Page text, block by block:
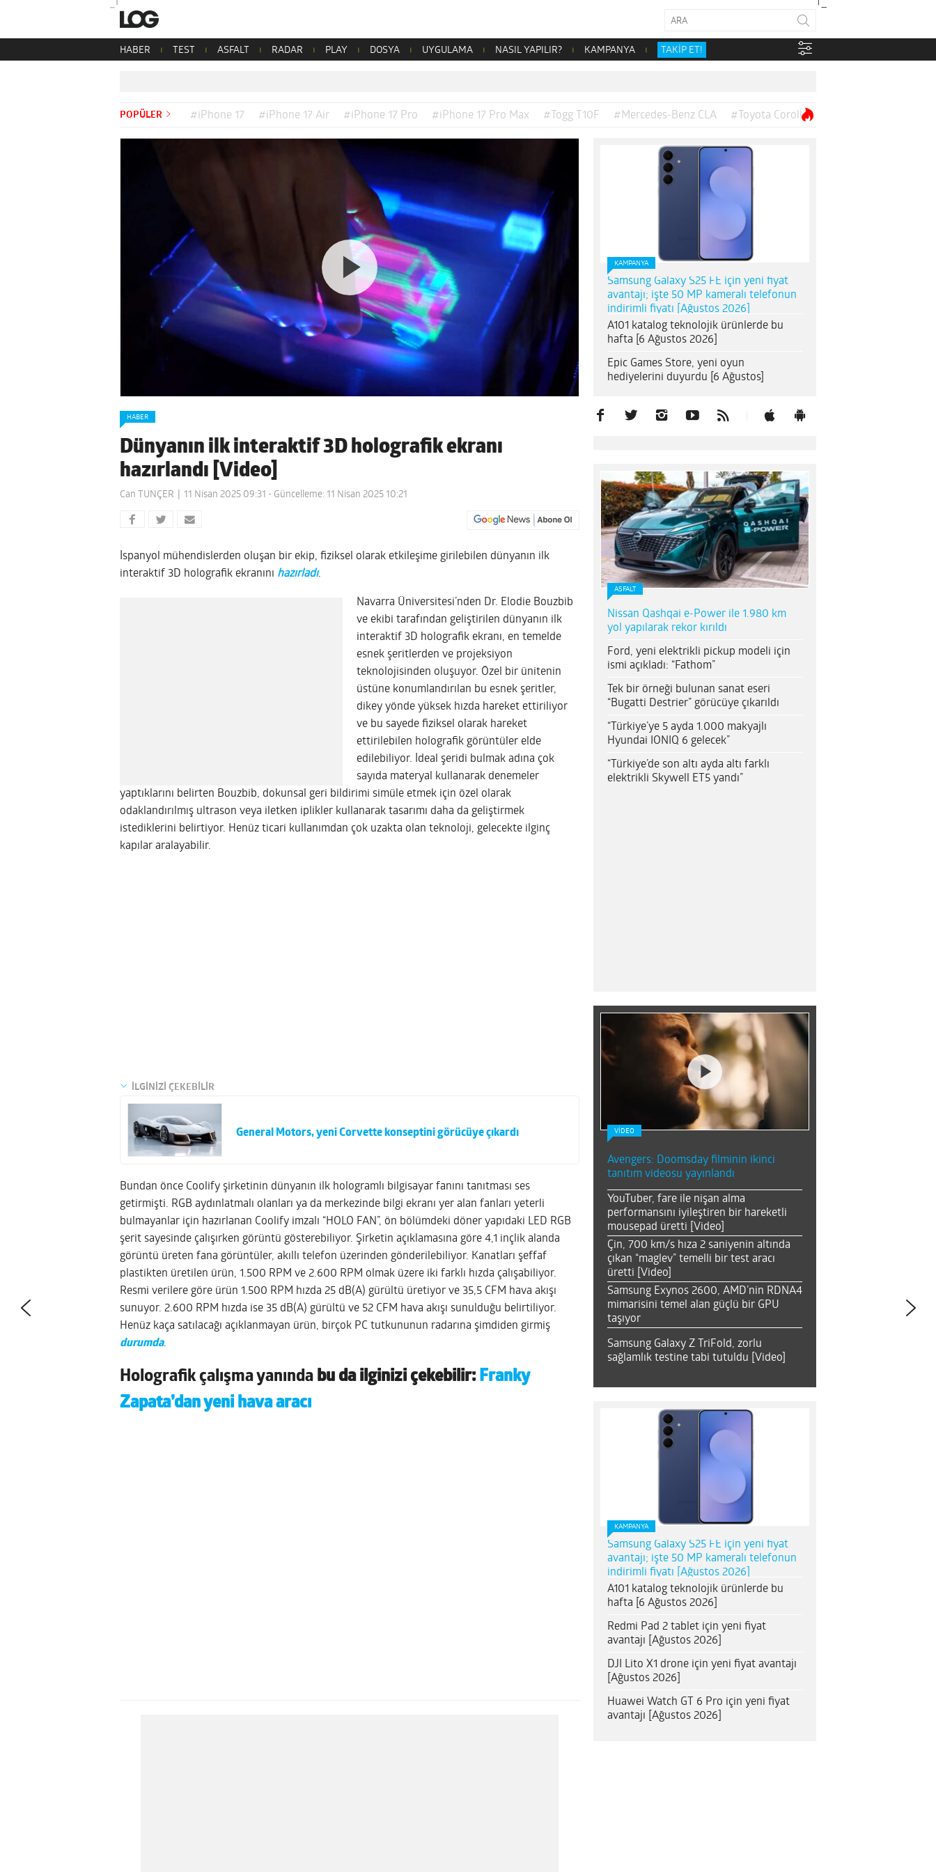
HABER TEST ASFALT RADAR PLAY DOSYA UYGULAMA NASIL YAPILIR? KAMPANYA TAKİP ET!
POPÜLER #iPhone 17 #iPhone 17 Air #iPhone 17 Pro #iPhone 17 Pro Max #Togg T10F #Mercedes-Benz CLA #Toyota Corolla
HABER
Dünyanın ilk interaktif 3D holografik ekranı
hazırlandı [Video]
Can TUNÇER 11 Nisan 2025 09:31 - Güncelleme: 11 Nisan 2025 10:21
İspanyol mühendislerden oluşan bir ekip, fiziksel olarak etkileşime girilebilen dünyanın ilk
interaktif 3D holografik ekranını hazırladı.
Navarra Üniversitesi’nden Dr. Elodie Bouzbib
ve ekibi tarafından geliştirilen dünyanın ilk
interaktif 3D holografik ekranı, en temelde
esnek şeritlerden ve projeksiyon
teknolojisinden oluşuyor. Özel bir ünitenin
üstüne konumlandırılan bu esnek şeritler,
dikey yönde yüksek hızda hareket ettiriliyor
ve bu sayede fiziksel olarak hareket
ettirilebilen holografik görüntüler elde
edilebiliyor. İdeal şeridi bulmak adına çok
sayıda materyal kullanarak denemeler
yaptıklarını belirten Bouzbib, dokunsal geri bildirimi simüle etmek için özel olarak
odaklandırılmış ultrason veya iletken iplikler kullanarak tasarımı daha da geliştirmek
istediklerini belirtiyor. Henüz ticari kullanımdan çok uzakta olan teknoloji, gelecekte ilginç
kapılar aralayabilir.
İLGİNİZİ ÇEKEBİLİR
General Motors, yeni Corvette konseptini görücüye çıkardı
Bundan önce Coolify şirketinin dünyanın ilk hologramlı bilgisayar fanını tanıtması ses
getirmişti. RGB aydınlatmalı olanları ya da merkezinde bilgi ekranı yer alan fanları yeterli
bulmayanlar için hazırlanan Coolify imzalı “HOLO FAN”, ön bölümdeki döner yapıdaki LED RGB
şerit sayesinde çalışırken görüntü gösterebiliyor. Şirketin açıklamasına göre 4,1 inçlik alanda
görüntü üreten fana görüntüler, akıllı telefon üzerinden gönderilebiliyor. Kanatları şeffaf
plastikten üretilen ürün, 1.500 RPM ve 2.600 RPM olmak üzere iki farklı hızda çalışabiliyor.
Resmi verilere göre ürün 1.500 RPM hızda 25 dB(A) gürültü üretiyor ve 35,5 CFM hava akışı
sunuyor. 2.600 RPM hızda ise 35 dB(A) gürültü ve 52 CFM hava akışı sunulduğu belirtiliyor.
Henüz kaça satılacağı açıklanmayan ürün, birçok PC tutkununun radarına şimdiden girmiş
durumda.
Holografik çalışma yanında bu da ilginizi çekebilir: Franky
Zapata’dan yeni hava aracı
KAMPANYA
Samsung Galaxy S25 FE için yeni fiyat
avantajı; işte 50 MP kameralı telefonun
indirimli fiyatı [Ağustos 2026]
A101 katalog teknolojik ürünlerde bu
hafta [6 Ağustos 2026]
Epic Games Store, yeni oyun
hediyelerini duyurdu [6 Ağustos]
ASFALT
Nissan Qashqai e-Power ile 1.980 km
yol yapılarak rekor kırıldı
Ford, yeni elektrikli pickup modeli için
ismi açıkladı: “Fathom”
Tek bir örneği bulunan sanat eseri
“Bugatti Destrier” görücüye çıkarıldı
“Türkiye’ye 5 ayda 1.000 makyajlı
Hyundai IONIQ 6 gelecek”
“Türkiye’de son altı ayda altı farklı
elektrikli Skywell ET5 yandı”
VİDEO
Avengers: Doomsday filminin ikinci
tanıtım videosu yayınlandı
YouTuber, fare ile nişan alma
performansını iyileştiren bir hareketli
mousepad üretti [Video]
Çin, 700 km/s hıza 2 saniyenin altında
çıkan “maglev” temelli bir test aracı
üretti [Video]
Samsung Exynos 2600, AMD’nin RDNA4
mimarisini temel alan güçlü bir GPU
taşıyor
Samsung Galaxy Z TriFold, zorlu
sağlamlık testine tabi tutuldu [Video]
KAMPANYA
Samsung Galaxy S25 FE için yeni fiyat
avantajı; işte 50 MP kameralı telefonun
indirimli fiyatı [Ağustos 2026]
A101 katalog teknolojik ürünlerde bu
hafta [6 Ağustos 2026]
Redmi Pad 2 tablet için yeni fiyat
avantajı [Ağustos 2026]
DJI Lito X1 drone için yeni fiyat avantajı
[Ağustos 2026]
Huawei Watch GT 6 Pro için yeni fiyat
avantajı [Ağustos 2026]